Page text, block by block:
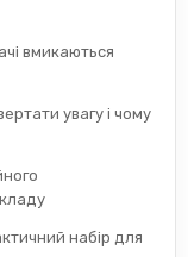
вмикаються
увагу і чому
набір для